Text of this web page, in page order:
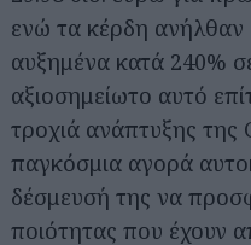
ενώ τα κέρδη ανήλθαν
αυξημένα κατά 240%
αξιοσημείωτο αυτό
τροχιά ανάπτυξης
παγκόσμια αγορά
δέσμευσή της να
ποιότητας που έχουν